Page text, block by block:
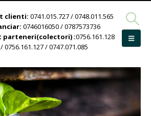
clienti: 0741.015.727 / 0748.011.565
0746016050 / 0787573736
parteneri(colectori) :0756.161.128
/ 0756.161.127 / 0747.071.085